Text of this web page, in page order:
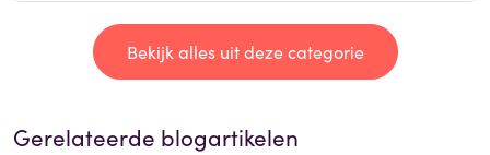
Bekijk alles uit deze categorie
Gerelateerde blogartikelen